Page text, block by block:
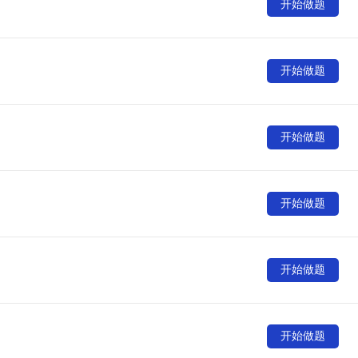
开始做题
开始做题
开始做题
开始做题
开始做题
开始做题